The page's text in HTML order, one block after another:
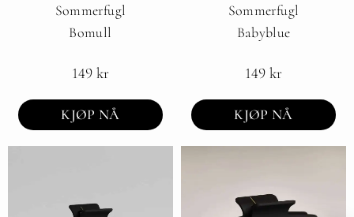
Sommerfugl
Bomull
149 kr
KJØP NÅ
Sommerfugl
Babyblue
149 kr
KJØP NÅ